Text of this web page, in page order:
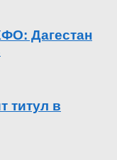
Дагестан
титул в